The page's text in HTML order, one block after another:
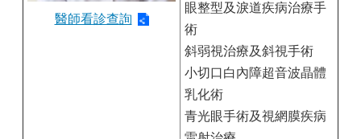
醫師看診查詢
眼整型及淚道疾病治療手
術
斜弱視治療及斜視手術
小切口白內障超音波晶體
乳化術
青光眼手術及視網膜疾病